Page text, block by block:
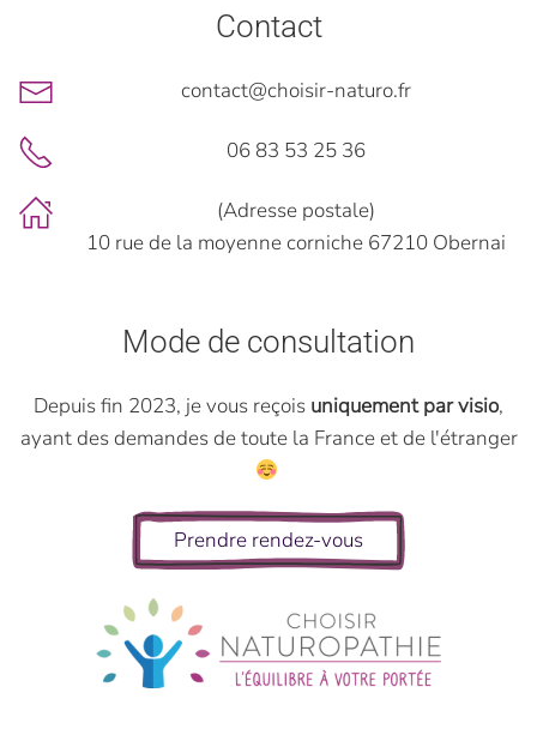
Contact
contact@choisir-naturo.fr
06 83 53 25 36
(Adresse postale)
10 rue de la moyenne corniche 67210 Obernai
Mode de consultation
Depuis fin 2023, je vous reçois uniquement par visio,
ayant des demandes de toute la France et de l'étranger
Prendre rendez-vous